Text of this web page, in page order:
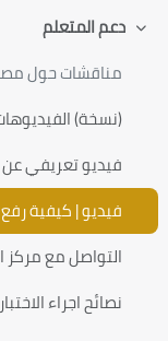
طيدعم المتعلم
(نسخة)
التواصل مع مركز
الكتل
منصة
التعلم
متكاملة
وتقنيات